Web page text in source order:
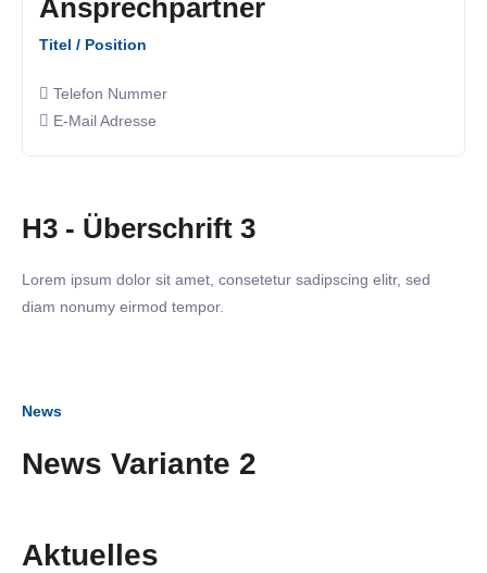
Ansprechpartner
Titel / Position
Telefon Nummer
E-Mail Adresse
H3 - Überschrift 3
Lorem ipsum dolor sit amet, consetetur sadipscing elitr, sed
diam nonumy eirmod tempor.
News
News Variante 2
Aktuelles